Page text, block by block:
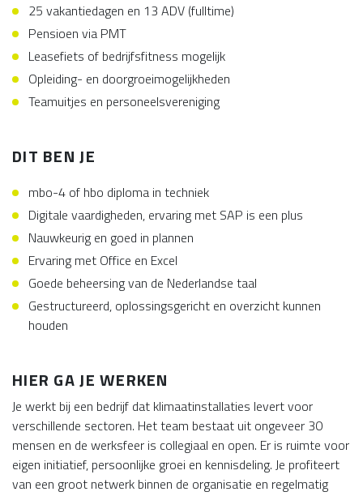
25 vakantiedagen en 13 ADV (fulltime)
Pensioen via PMT
Leasefiets of bedrijfsfitness mogelijk
Opleiding- en doorgroeimogelijkheden
Teamuitjes en personeelsvereniging
DIT BEN JE
mbo-4 of hbo diploma in techniek
Digitale vaardigheden, ervaring met SAP is een plus
Nauwkeurig en goed in plannen
Ervaring met Office en Excel
Goede beheersing van de Nederlandse taal
Gestructureerd, oplossingsgericht en overzicht kunnen
houden
HIER GA JE WERKEN
Je werkt bij een bedrijf dat klimaatinstallaties levert voor
verschillende sectoren. Het team bestaat uit ongeveer 30
mensen en de werksfeer is collegiaal en open. Er is ruimte voor
eigen initiatief, persoonlijke groei en kennisdeling. Je profiteert
van een groot netwerk binnen de organisatie en regelmatig